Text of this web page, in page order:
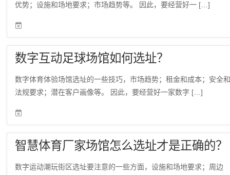
优势；设施和场地要求；市场趋势等。 因此，要经营好一 […]
数字互动足球场馆如何选址？
数字体育体验场馆选址的一些技巧，市场趋势；租金和成本；安全
法规要求；潜在客户画像等。 因此，要经营好一家数字 […]
智慧体育厂家场馆怎么选址才是正确的？
数字运动潮玩街区选址要注意的一些方面，设施和场地要求；周边